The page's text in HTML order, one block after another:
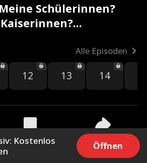
Schülerinnen?
Alle Episoden
12 13 14
356 Teilen
Kostenlos
Öffnen